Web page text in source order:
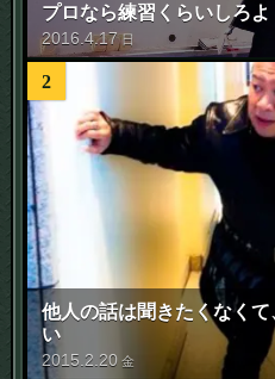
プロなら練習くらいしろよ
2016 .4.17 日
2
他人の話は聞きたくなく
い
2015 2 20 金